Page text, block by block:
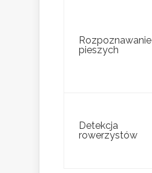
Rozpoznawanie
pieszych
Detekcja
rowerzystów